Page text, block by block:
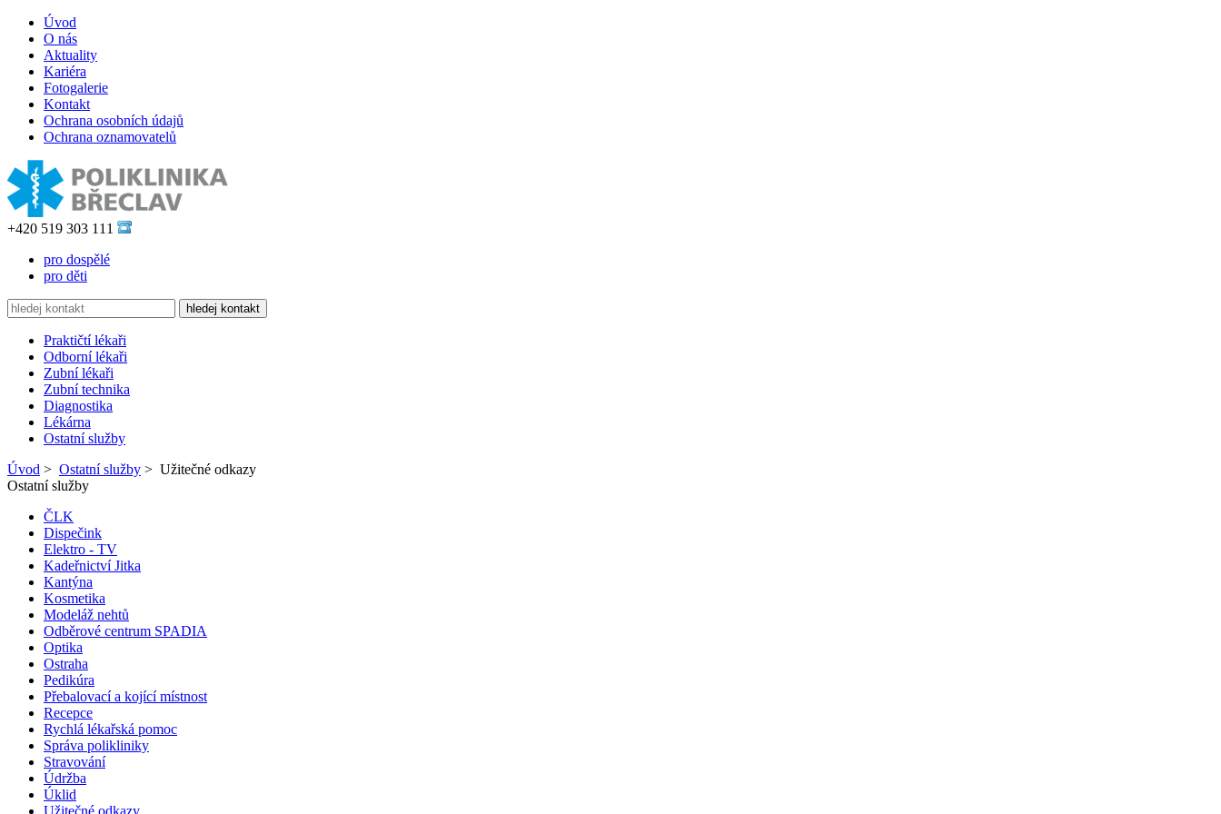
Úvod
O nás
Aktuality
Kariéra
Fotogalerie
Kontakt
Ochrana osobních údajů
Ochrana oznamovatelů
+420 519 303 111
pro dospělé
pro děti
Praktičtí lékaři
Odborní lékaři
Zubní lékaři
Zubní technika
Diagnostika
Lékárna
Ostatní služby
Úvod > Ostatní služby > Užitečné odkazy
Ostatní služby
ČLK
Dispečink
Elektro - TV
Kadeřnictví Jitka
Kantýna
Kosmetika
Modeláž nehtů
Odběrové centrum SPADIA
Optika
Ostraha
Pedikúra
Přebalovací a kojící místnost
Recepce
Rychlá lékařská pomoc
Správa polikliniky
Stravování
Údržba
Úklid
Užitečné odkazy